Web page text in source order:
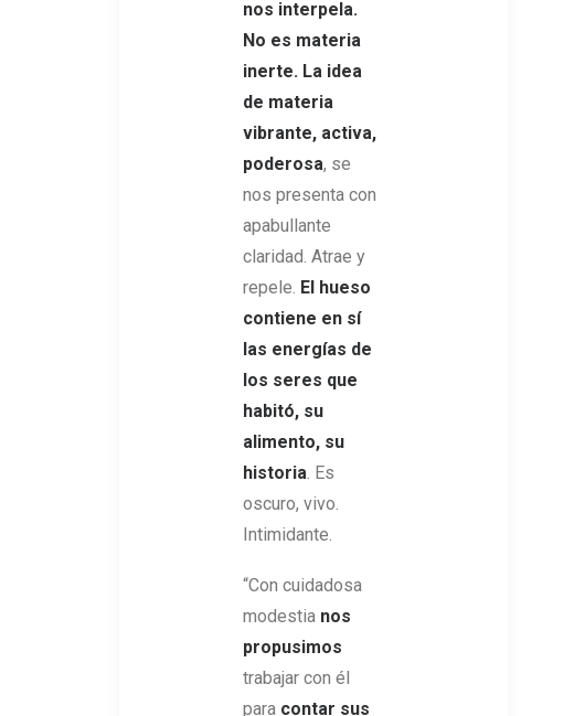
nos interpela.
No es materia
inerte. La idea
de materia
vibrante, activa,
poderosa, se
nos presenta con
apabullante
claridad. Atrae y
repele. El hueso
contiene en sí
las energías de
los seres que
habitó, su
alimento, su
historia. Es
oscuro, vivo.
Intimidante.
“Con cuidadosa
modestia nos
propusimos
trabajar con él
para contar sus